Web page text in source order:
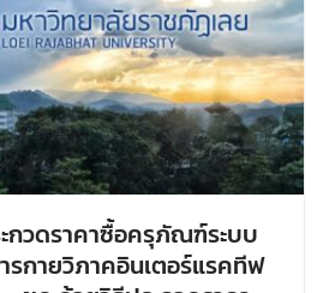
กวดราคาซื้อครุภัณฑ์ระบบ
กายวิภาคอินเตอร์แรคทีฟ